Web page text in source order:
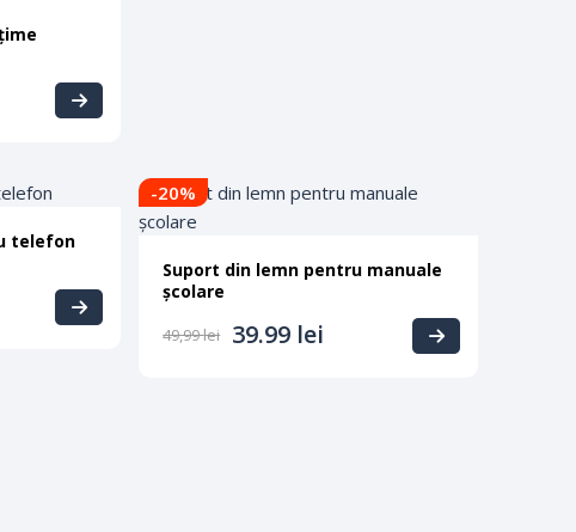
telefon
-20%
Suport din lemn pentru manuale
școlare
49,99lei 39.99 lei